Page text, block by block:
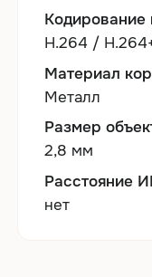
Кодирование
H.264 /
Материал
Металл
Размер
2,8 мм
Расстояние
нет